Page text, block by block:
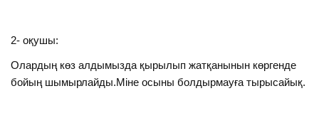
2- оқушы:
Олардың көз алдымызда қырылып жатқанынын көргенде
бойың шымырлайды.Міне осыны болдырмауға тырысайық.